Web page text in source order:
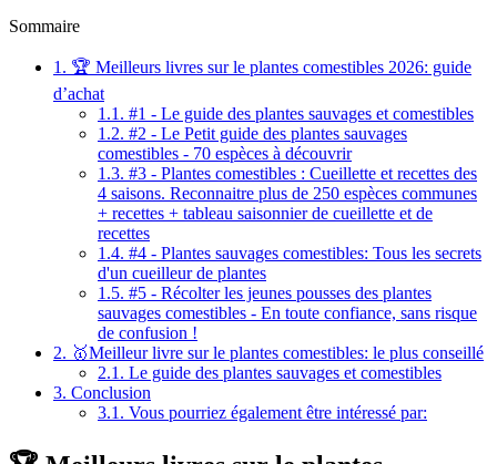
Sommaire
1. 🏆 Meilleurs livres sur le plantes comestibles 2026: guide
d’achat
1.1. #1 - Le guide des plantes sauvages et comestibles
1.2. #2 - Le Petit guide des plantes sauvages
comestibles - 70 espèces à découvrir
1.3. #3 - Plantes comestibles : Cueillette et recettes des
4 saisons. Reconnaitre plus de 250 espèces communes
+ recettes + tableau saisonnier de cueillette et de
recettes
1.4. #4 - Plantes sauvages comestibles: Tous les secrets
d'un cueilleur de plantes
1.5. #5 - Récolter les jeunes pousses des plantes
sauvages comestibles - En toute confiance, sans risque
de confusion !
2. 🥇Meilleur livre sur le plantes comestibles: le plus conseillé
2.1. Le guide des plantes sauvages et comestibles
3. Conclusion
3.1. Vous pourriez également être intéressé par: